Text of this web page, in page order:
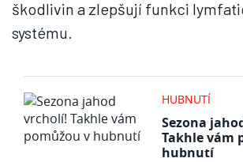
škodlivin a zlepšují funkci
systému.
HUBNUTÍ
Sezona
Takhle vám
hubnutí